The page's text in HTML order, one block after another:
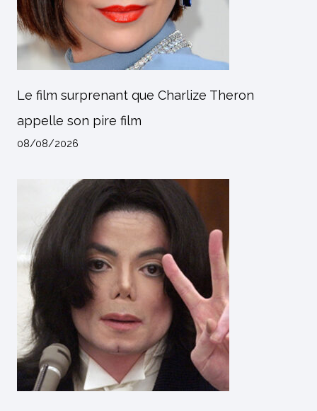
Le film surprenant que Charlize Theron
appelle son pire film
08/08/2026